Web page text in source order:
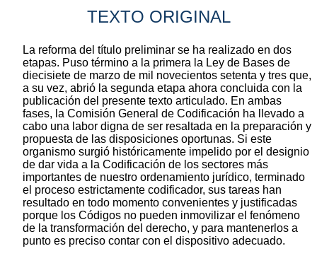
TEXTO ORIGINAL
La reforma del título preliminar se ha realizado en dos
etapas. Puso término a la primera la Ley de Bases de
diecisiete de marzo de mil novecientos setenta y tres que,
a su vez, abrió la segunda etapa ahora concluida con la
publicación del presente texto articulado. En ambas
fases, la Comisión General de Codificación ha llevado a
cabo una labor digna de ser resaltada en la preparación y
propuesta de las disposiciones oportunas. Si este
organismo surgió históricamente impelido por el designio
de dar vida a la Codificación de los sectores más
importantes de nuestro ordenamiento jurídico, terminado
el proceso estrictamente codificador, sus tareas han
resultado en todo momento convenientes y justificadas
porque los Códigos no pueden inmovilizar el fenómeno
de la transformación del derecho, y para mantenerlos a
punto es preciso contar con el dispositivo adecuado.